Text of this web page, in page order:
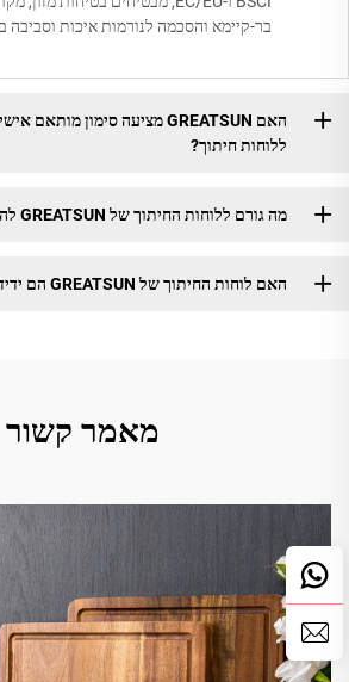
בר-קיימא והסכמה לנורמות איכות וסביבה
ללוחות חיתוך?
מה גורם ללוחות החיתוך של GREATSUN להיות עמידים?
האם לוחות החיתוך של GREATSUN הם ידידותיים לסביבה?
מאמר קשור